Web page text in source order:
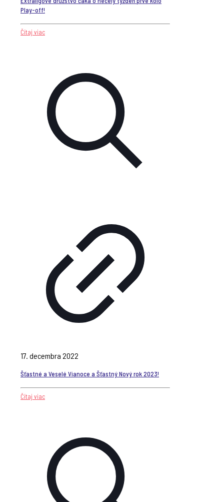
Play-off!
Čítaj viac
17. decembra 2022
Šťastné a Veselé Vianoce a Šťastný Nový rok 2023!
Čítaj viac